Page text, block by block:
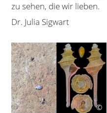
zu sehen, die wir lieben.
Dr. Julia Sigwart
©